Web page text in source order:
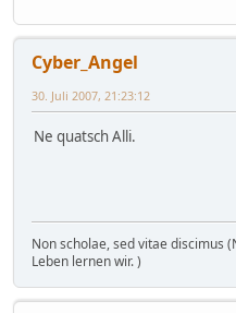
Cyber_Angel
30. Juli 2007, 21:23:12
Ne quatsch Alli.
Non scholae, sed vitae discimus
Leben lernen wir. )